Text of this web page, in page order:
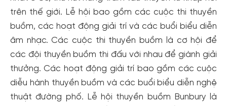
trên thế giới. Lễ hội bao gồm các cuộc thi thuyền
buồm, các hoạt động giải trí và các buổi biểu diễn
âm nhạc. Các cuộc thi thuyền buồm là cơ hội để
các đội thuyền buồm thi đấu với nhau để giành giải
thưởng. Các hoạt động giải trí bao gồm các cuộc
diễu hành thuyền buồm và các buổi biểu diễn nghệ
thuật đường phố. Lễ hội thuyền buồm Bunbury là